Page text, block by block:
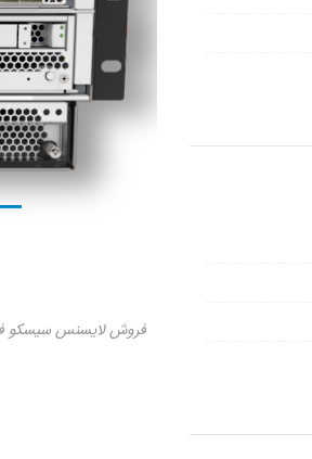
فروش لایسنس سیسکو